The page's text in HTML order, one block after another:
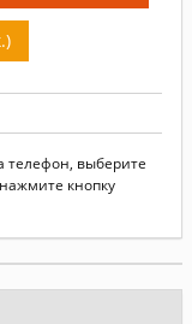
телефон, выберите
кнопку